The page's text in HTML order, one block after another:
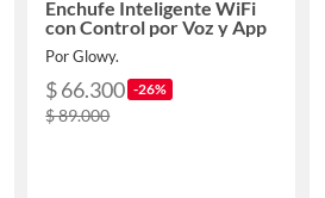
Enchufe Inteligente WiFi
con Control por Voz y App
Por Glowy.
$ 66.300 -26%
$ 89.000